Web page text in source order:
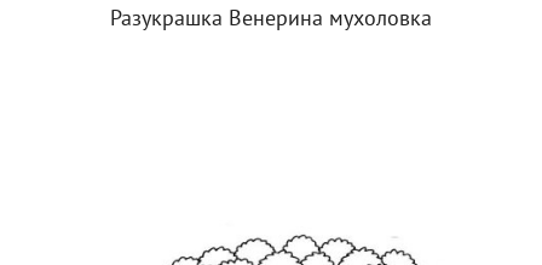
Разукрашка Венерина мухоловка